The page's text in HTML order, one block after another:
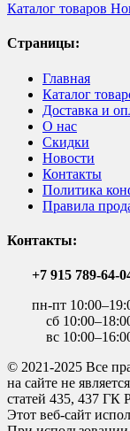
Каталог товаров
Страницы:
Главная
Каталог
Доставка и
О нас
Скидки
Новости
Контакты
Политика
Правила
Контакты:
+7 915 789-64-
пн-пт
сб
вс
© 2021-2025 Все
на сайте не
статей 435, 437 ГК
Этот веб-сайт